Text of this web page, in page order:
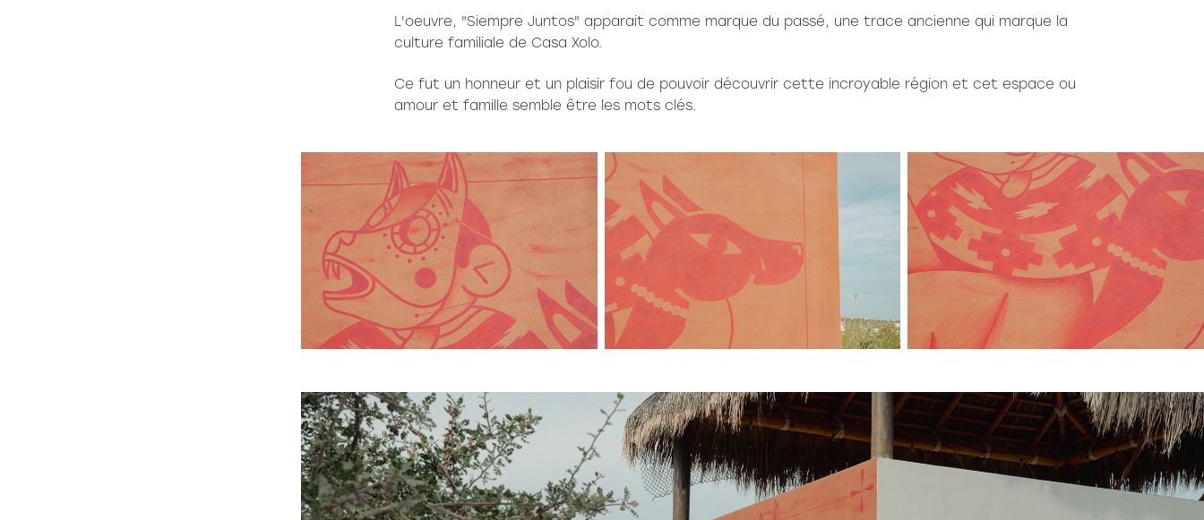
L'oeuvre, "Siempre Juntos" apparait comme marque du passé, une trace ancienne qui marque la
culture familiale de Casa Xolo.
Ce fut un honneur et un plaisir fou de pouvoir découvrir cette incroyable région et cet espace ou
amour et famille semble être les mots clés.